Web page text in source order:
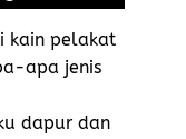
kain pelakat
apa jenis
dapur dan